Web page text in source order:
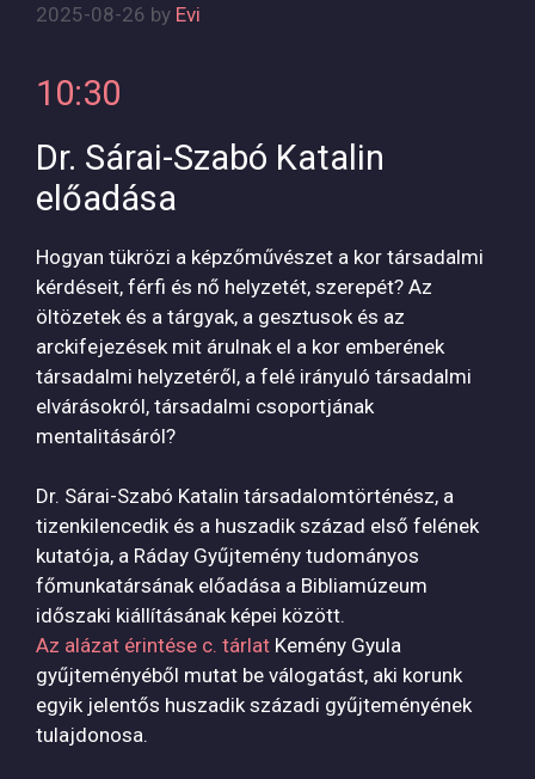
2025-08-26 by Evi
10:30
Dr. Sárai-Szabó Katalin
előadása
Hogyan tükrözi a képzőművészet a kor társadalmi
kérdéseit, férfi és nő helyzetét, szerepét? Az
öltözetek és a tárgyak, a gesztusok és az
arckifejezések mit árulnak el a kor emberének
társadalmi helyzetéről, a felé irányuló társadalmi
elvárásokról, társadalmi csoportjának
mentalitásáról?
Dr. Sárai-Szabó Katalin társadalomtörténész, a
tizenkilencedik és a huszadik század első felének
kutatója, a Ráday Gyűjtemény tudományos
főmunkatársának előadása a Bibliamúzeum
időszaki kiállításának képei között.
Az alázat érintése c. tárlat Kemény Gyula
gyűjteményéből mutat be válogatást, aki korunk
egyik jelentős huszadik századi gyűjteményének
tulajdonosa.